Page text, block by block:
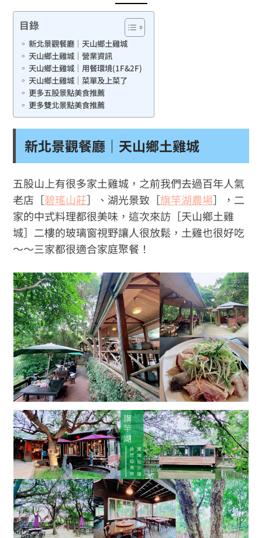
目錄
新北景觀餐廳｜天山鄉土雞城
天山鄉土雞城｜營業資訊
天山鄉土雞城｜用餐環境(1F&2F)
天山鄉土雞城｜菜單及上菜了
更多五股景點美食推薦
更多雙北景點美食推薦
新北景觀餐廳｜天山鄉土雞城
五股山上有很多家土雞城，之前我們去過百年人氣
老店［碧瑤山莊］、湖光景致［旗竿湖農場］，二
家的中式料理都很美味，這次來訪［天山鄉土雞
城］二樓的玻璃窗視野讓人很放鬆，土雞也很好吃
～～三家都很適合家庭聚餐！